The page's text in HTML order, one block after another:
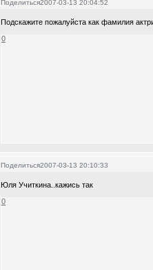
Поделиться2007-03-13 20:04:52
Подскажите пожалуйста как фамилия
0
Поделиться2007-03-13 20:10:33
Юля Учиткина..кажись так
0